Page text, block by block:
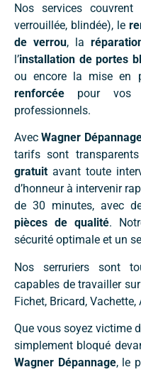
Nos services couvrent
verrouillée, blindée), le
de verrou, la
l’installation de portes
ou encore la mise en
renforcée pour vos
professionnels.
AvecWagner
tarifs sont
gratuit avant toute
d’honneur à intervenir
de 30 minutes, avec
pièces de qualité.
sécurité optimale et un
Nos serruriers sont
capables de travailler
Fichet, Bricard, Vachette,
Que vous soyez victime
simplement bloqué
Wagner Dépannage, le